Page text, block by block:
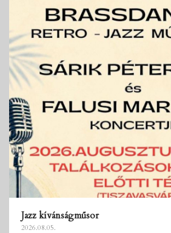
Jazz kívánságműsor
2026.08.05.